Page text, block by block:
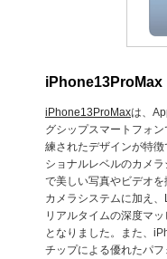
iPhone13ProMax
iPhone13ProMaxは、
グシップスマートフォ
練されたデザインが特
ショナルレベルのカメ
で美しい写真やビデオ
カメラシステムに加え
リアルタイムの深度マ
となりました。また、
チップによる優れたパ